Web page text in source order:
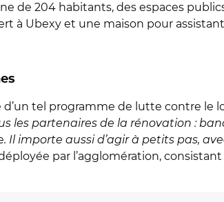
de 204 habitants, des espaces
à Ubexy et une maison pour
d’un tel programme de lutte contre le
les partenaires de la rénovation :
. Il importe aussi d’agir à petits pas,
par l’agglomération,